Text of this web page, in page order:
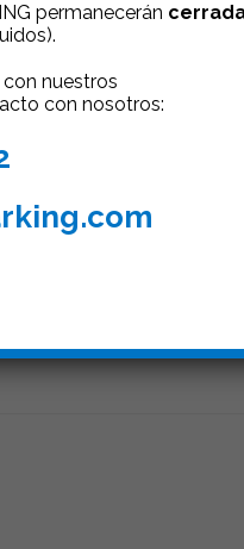
permanecerán
nuestros
con nosotros: